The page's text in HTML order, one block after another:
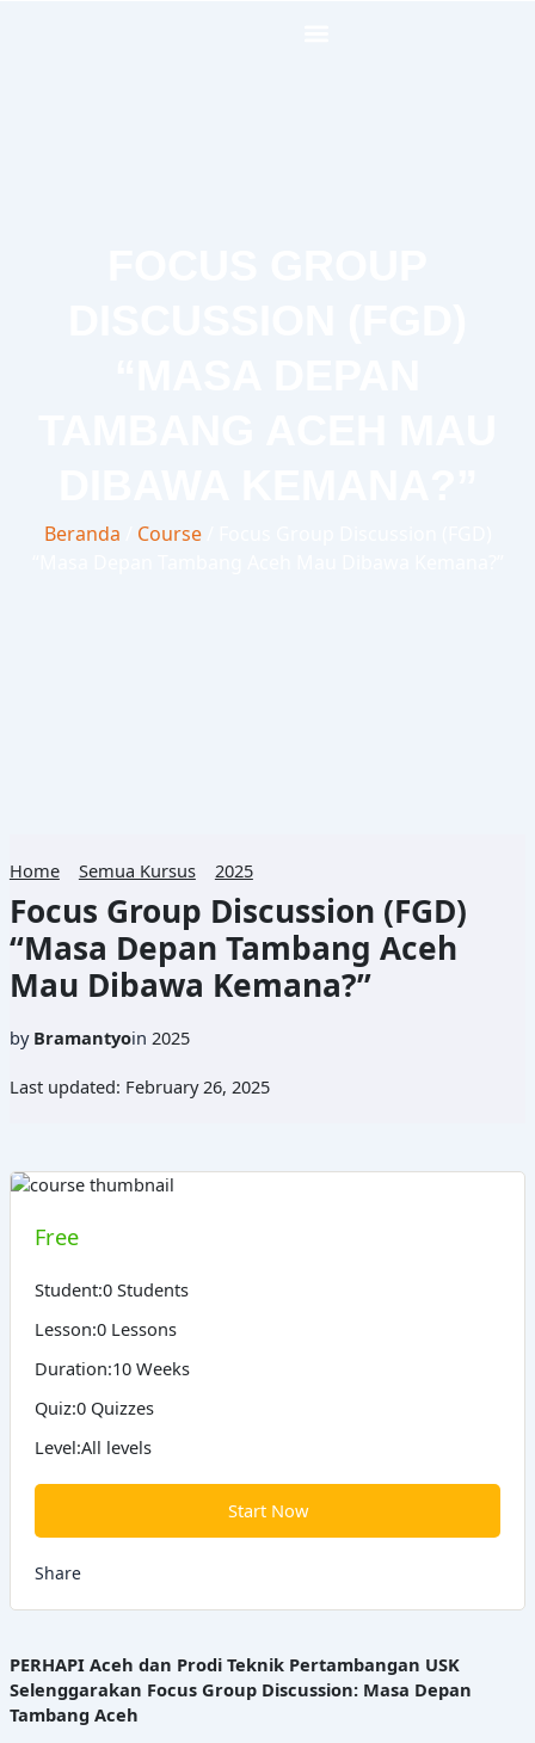
Beranda Course/ Focus Group Discussion (FGD)
Home Semua Kursus 2025
Focus Group Discussion (FGD)
“Masa Depan Tambang Aceh
Mau Dibawa Kemana?”
by Bramantyoin 2025
Last updated: February 26, 2025
PERHAPI Aceh dan Prodi Teknik Pertambangan USK
Selenggarakan Focus Group Discussion: Masa Depan
Tambang Aceh
Free
Student:0 Students
Lesson:0 Lessons
Duration:10 Weeks
Quiz:0 Quizzes
Level:All levels
Start Now
Share